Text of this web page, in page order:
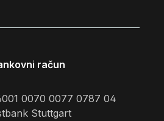
račun
0070 0077 0787 04
Stuttgart